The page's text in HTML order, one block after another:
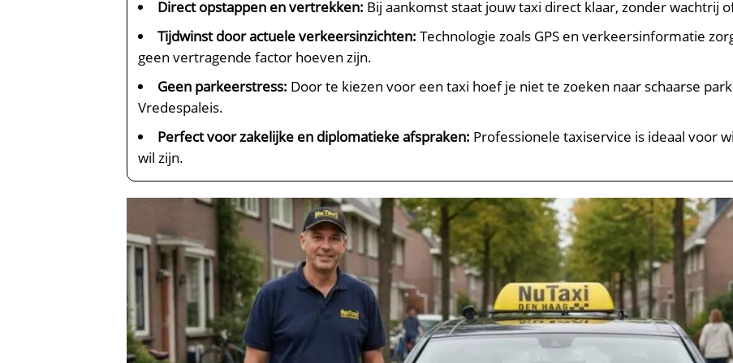
Direct opstappen en vertrekken: Bij aankomst staat jouw taxi direct klaar, zonder wachtrij
Tijdwinst door actuele verkeersinzichten: Technologie zoals GPS en verkeersinformatie
geen vertragende factor hoeven zijn.
Geen parkeerstress: Door te kiezen voor een taxi hoef je niet te zoeken naar schaarse
Vredespaleis.
Perfect voor zakelijke en diplomatieke afspraken: Professionele taxiservice is ideaal voor
wil zijn.